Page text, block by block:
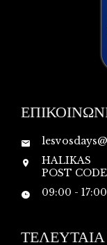
HALIKAS
POST CODE
09:00 - 17:00